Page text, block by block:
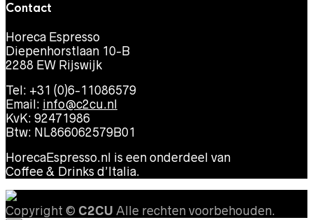
Contact
Horeca Espresso
Diepenhorstlaan 10-B
2288 EW Rijswijk
Tel: +31 (0)6-11086579
Email: info@c2cu.nl
KvK: 92471986
Btw: NL866062579B01
HorecaEspresso.nl is een onderdeel van
Coffee & Drinks d’Italia.
Copyright © C2CU Alle rechten voorbehouden.